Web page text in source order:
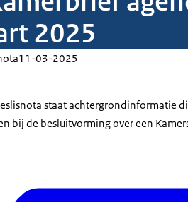
2025
11-03-2025
staat achtergrondinformatie
bij de besluitvorming over een